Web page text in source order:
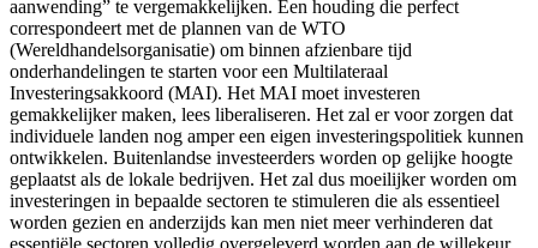
aanwending” te vergemakkelijken. Een houding die perfect
correspondeert met de plannen van de WTO
(Wereldhandelsorganisatie) om binnen afzienbare tijd
onderhandelingen te starten voor een Multilateraal
Investeringsakkoord (MAI). Het MAI moet investeren
gemakkelijker maken, lees liberaliseren. Het zal er voor zorgen dat
individuele landen nog amper een eigen investeringspolitiek kunnen
ontwikkelen. Buitenlandse investeerders worden op gelijke hoogte
geplaatst als de lokale bedrijven. Het zal dus moeilijker worden om
investeringen in bepaalde sectoren te stimuleren die als essentieel
worden gezien en anderzijds kan men niet meer verhinderen dat
essentiële sectoren volledig overgeleverd worden aan de willekeur